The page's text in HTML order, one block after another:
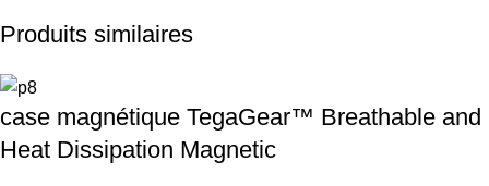
Produits similaires
case magnétique TegaGear™ Breathable and
Heat Dissipation Magnetic